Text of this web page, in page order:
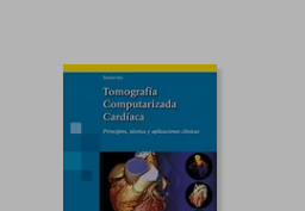
40%
S/ 224,99